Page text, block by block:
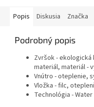
Popis Diskusia Značka
Podrobný popis
Zvršok - ekologická
materiál, materiál -
Vnútro - oteplenie,
Vložka - filc,
Technológia -